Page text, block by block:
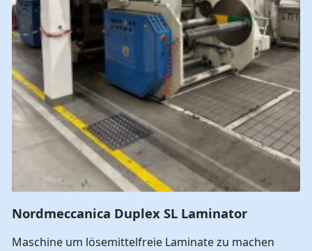
Nordmeccanica Duplex SL Laminator
Maschine um lösemittelfreie Laminate zu machen